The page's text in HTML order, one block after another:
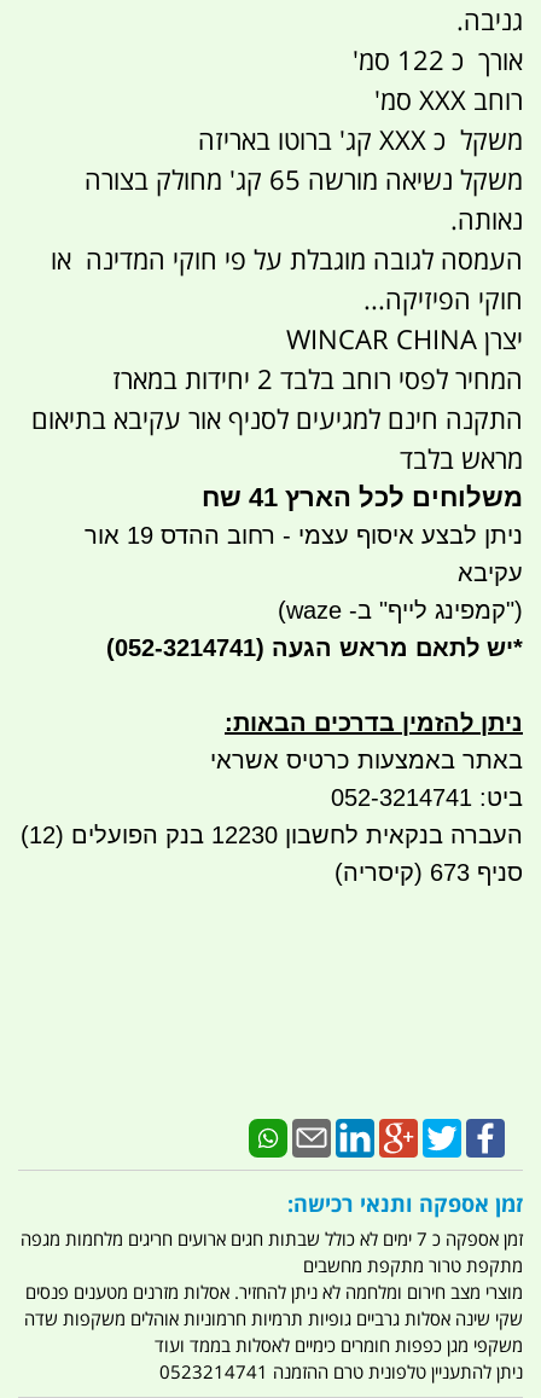
גניבה.
אורך כ 122 סמ'
רוחב XXX סמ'
משקל כ XXX קג' ברוטו באריזה
משקל נשיאה מורשה 65 קג' מחולק בצורה
נאותה.
העמסה לגובה מוגבלת על פי חוקי המדינה או
חוקי הפיזיקה...
יצרן WINCAR CHINA
המחיר לפסי רוחב בלבד 2 יחידות במארז
התקנה חינם למגיעים לסניף אור עקיבא בתיאום
מראש בלבד
משלוחים לכל הארץ 41 שח
ניתן לבצע איסוף עצמי - רחוב ההדס 19 אור
עקיבא
("קמפינג לייף" ב- waze)
*יש לתאם מראש הגעה (052-3214741)
ניתן להזמין בדרכים הבאות:
באתר באמצעות כרטיס אשראי
ביט: 052-3214741
העברה בנקאית לחשבון 12230 בנק הפועלים (12)
סניף 673 (קיסריה)
זמן אספקה ותנאי רכישה:
זמן אספקה כ 7 ימים לא כולל שבתות חגים ארועים חריגים מלחמות מגפה
מתקפת טרור מתקפת מחשבים
מוצרי מצב חירום ומלחמה לא ניתן להחזיר. אסלות מזרנים מטענים פנסים
שקי שינה אסלות גרביים גופיות תרמיות חרמוניות אוהלים משקפות שדה
משקפי מגן כפפות חומרים כימיים לאסלות בממד ועוד
ניתן להתעניין טלפונית טרם ההזמנה 0523214741